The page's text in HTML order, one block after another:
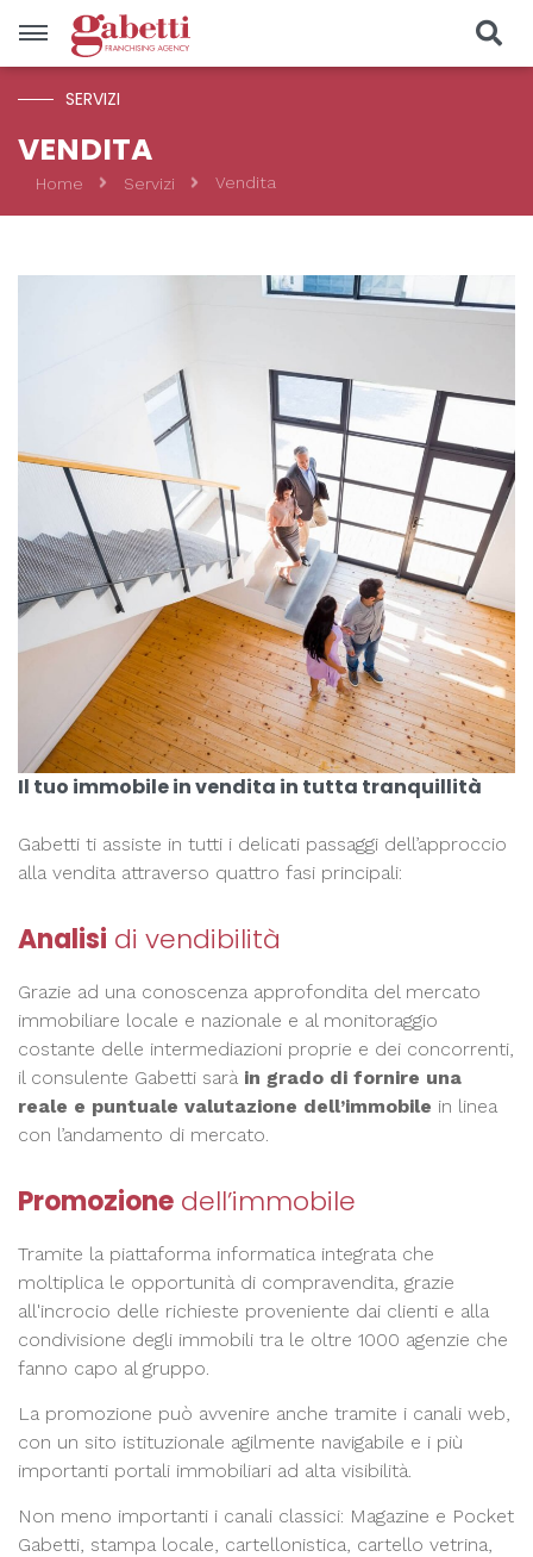
Prezzo
CERCA
SERVIZI
VENDITA
Home Servizi Vendita
Il tuo immobile in vendita in tutta tranquillità
Gabetti ti assiste in tutti i delicati passaggi dell’approccio
alla vendita attraverso quattro fasi principali:
Analisi di vendibilità
Grazie ad una conoscenza approfondita del mercato
immobiliare locale e nazionale e al monitoraggio
costante delle intermediazioni proprie e dei concorrenti,
il consulente Gabetti sarà in grado di fornire una
reale e puntuale valutazione dell’immobile in linea
con l’andamento di mercato.
Promozione dell’immobile
Tramite la piattaforma informatica integrata che
moltiplica le opportunità di compravendita, grazie
all'incrocio delle richieste proveniente dai clienti e alla
condivisione degli immobili tra le oltre 1000 agenzie che
fanno capo al gruppo.
La promozione può avvenire anche tramite i canali web,
con un sito istituzionale agilmente navigabile e i più
importanti portali immobiliari ad alta visibilità.
Non meno importanti i canali classici: Magazine e Pocket
Gabetti, stampa locale, cartellonistica, cartello vetrina,